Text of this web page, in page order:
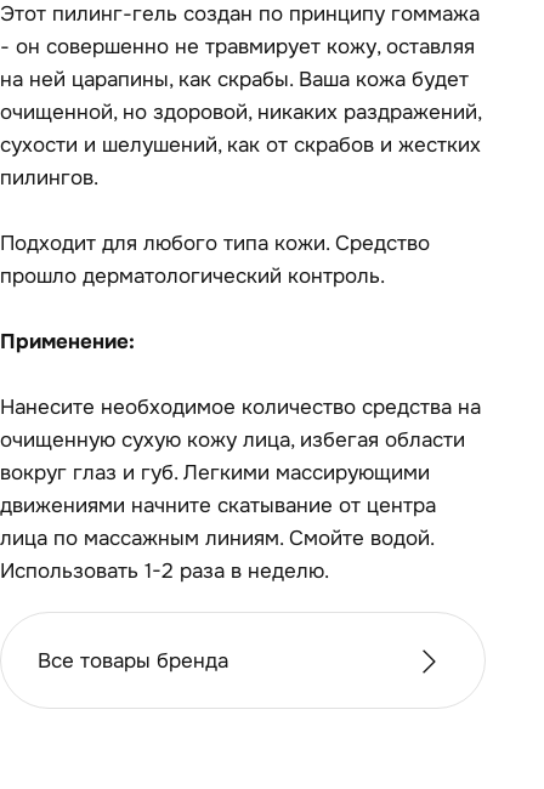
Этот пилинг-гель создан по принципу гоммажа
- он совершенно не травмирует кожу, оставляя
на ней царапины, как скрабы. Ваша кожа будет
очищенной, но здоровой, никаких раздражений,
сухости и шелушений, как от скрабов и жестких
пилингов.
Подходит для любого типа кожи. Средство
прошло дерматологический контроль.
Применение:
Нанесите необходимое количество средства на
очищенную сухую кожу лица, избегая области
вокруг глаз и губ. Легкими массирующими
движениями начните скатывание от центра
лица по массажным линиям. Смойте водой.
Использовать 1-2 раза в неделю.
Все товары бренда